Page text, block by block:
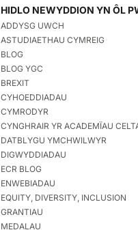
HIDLO NEWYDDION YN ÔL
ADDYSG UWCH
ASTUDIAETHAU CYMREIG
BLOG
BLOG YGC
BREXIT
CYHOEDDIADAU
CYMRODYR
CYNGHRAIR YR ACADEMÏAU
DATBLYGU YMCHWILWYR
DIGWYDDIADAU
ECR BLOG
ENWEBIADAU
EQUITY, DIVERSITY, INCLUSION
GRANTIAU
MEDALAU